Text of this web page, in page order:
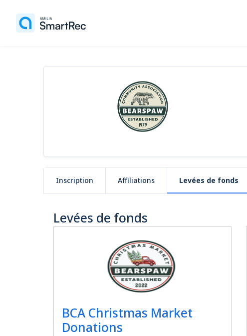
Inscription Affiliations Levées de fonds
Levées de fonds
BCA Christmas Market
Donations